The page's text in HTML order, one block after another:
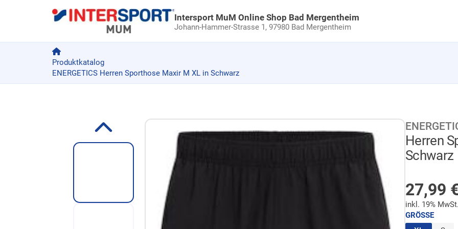
Intersport MuM Online Shop Bad Mergentheim
Johann-Hammer-Strasse 1,97980 Bad Mergentheim
Produktkatalog
ENERGETICS Herren Sporthose Maxir M XL in Schwarz
Zur Produktbeschreibung springen
Herren
Schwarz
27,99
inkl. 19% MwSt.
GRÖSSE